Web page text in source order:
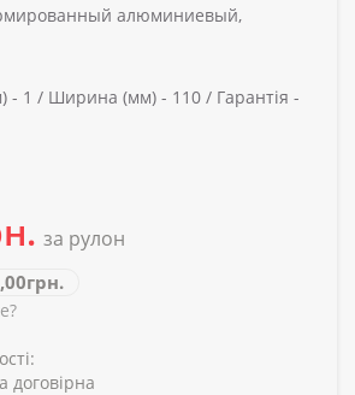
алюминиевый,
- 1 / Ширина (мм) - 110 / Гарантія -
за рулон
договірна